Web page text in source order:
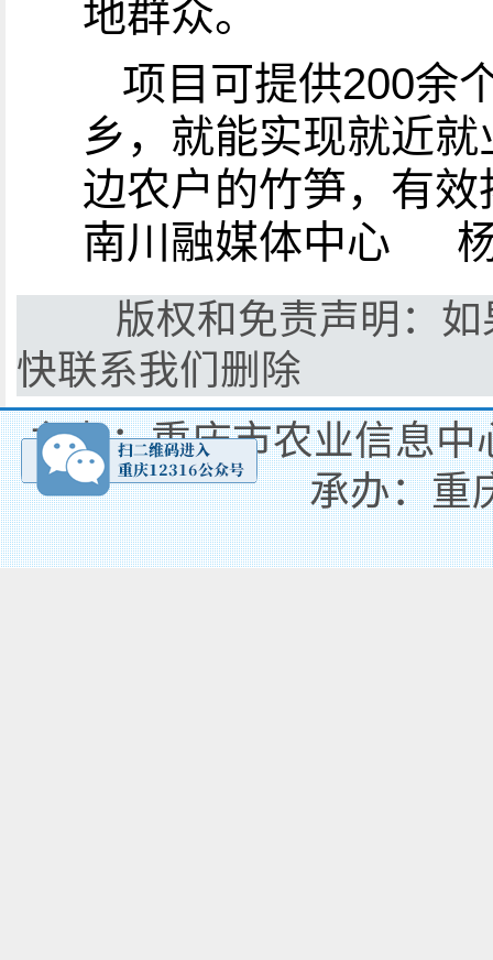
地群众。
项目可提供200余
乡，就能实现就近
边农户的竹笋，有
南川融媒体中心
版权和免责声明：如果
快联系我们删除
主办：重庆市农业信息
承办：重